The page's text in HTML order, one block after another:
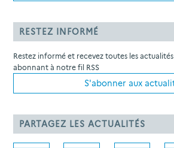
RESTEZ INFORMÉ
Restez informé et recevez toutes les
abonnant à notre fil RSS
S'abonner aux
PARTAGEZ LES ACTUALITÉS